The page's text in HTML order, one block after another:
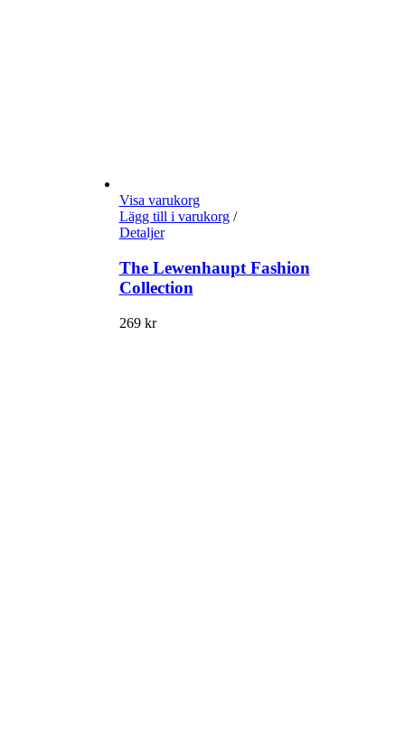
Visa varukorg
Lägg till i varukorg/
Detaljer
The Lewenhaupt Fashion
Collection
269 kr